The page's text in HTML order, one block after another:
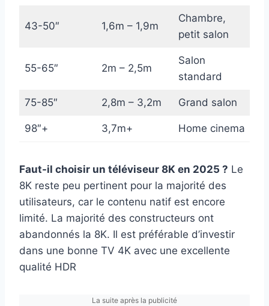
43-50″ 1,6m – 1,9m
Chambre,
petit salon
55-65″ 2m – 2,5m
Salon
standard
75-85″ 2,8m – 3,2m Grand salon
98″+ 3,7m+ Home cinema
Faut-il choisir un téléviseur 8K en 2025 ? Le
8K reste peu pertinent pour la majorité des
utilisateurs, car le contenu natif est encore
limité. La majorité des constructeurs ont
abandonnés la 8K. Il est préférable d’investir
dans une bonne TV 4K avec une excellente
qualité HDR
La suite après la publicité